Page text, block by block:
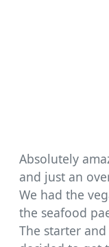
Absolutely
and just an
We had the
the seafood
The starter